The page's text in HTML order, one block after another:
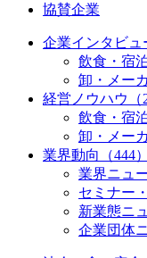
協賛企業
企業インタビュ
飲食・宿
卸・メー
経営ノウハウ（
飲食・宿
卸・メー
業界動向（444）
業界ニュ
セミナー
新業態ニ
企業団体